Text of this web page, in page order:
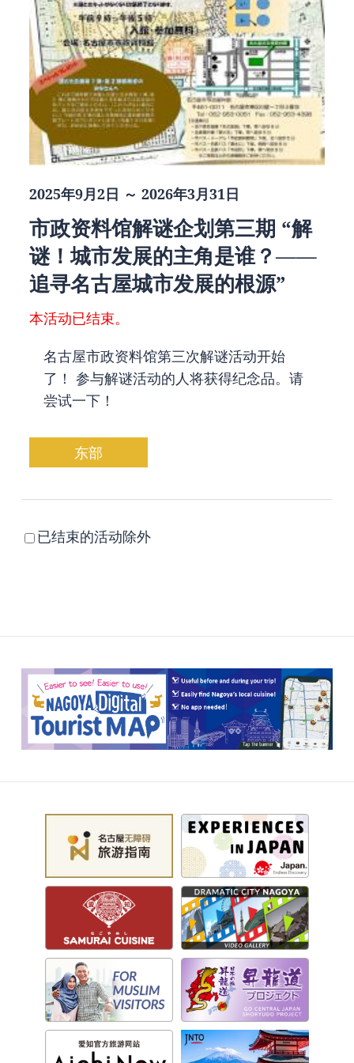
2025年9月2日 ～ 2026年3月31日
市政资料馆解谜企划第三期 “解
谜！城市发展的主角是谁？——
追寻名古屋城市发展的根源”
本活动已结束。
名古屋市政资料馆第三次解谜活动开始
了！ 参与解谜活动的人将获得纪念品。请
尝试一下！
东部
已结束的活动除外